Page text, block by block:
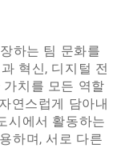
하는 팀 문화를
혁신, 디지털 전
치를 모든 역할
연스럽게 담아내
시에서 활동하는
하며, 서로 다른